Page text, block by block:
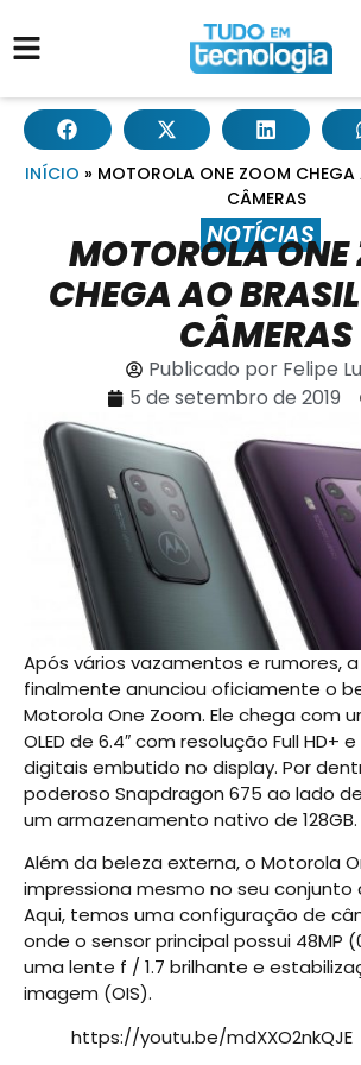
INÍCIO » MOTOROLA ONE ZOOM
CÂMERAS
NOTÍCIAS
MOTOROLA
CHEGA AO
CÂMERAS
Publicado porFelipe
5 de setembro de 2019
Após vários vazamentos e rumores,
finalmente anunciou oficiamente o
Motorola One Zoom. Ele chega com
OLED de 6.4″ com resolução Full HD+
digitais embutido no display. Por
poderoso Snapdragon 675 ao lado de
um armazenamento nativo de 128GB.
Além da beleza externa, o Motorola
impressiona mesmo no seu conjunto
Aqui, temos uma configuração de
onde o sensor principal possui 48MP
uma lente f / 1.7 brilhante e
imagem (OIS).
https://youtu.be/mdXXO2nkQJE